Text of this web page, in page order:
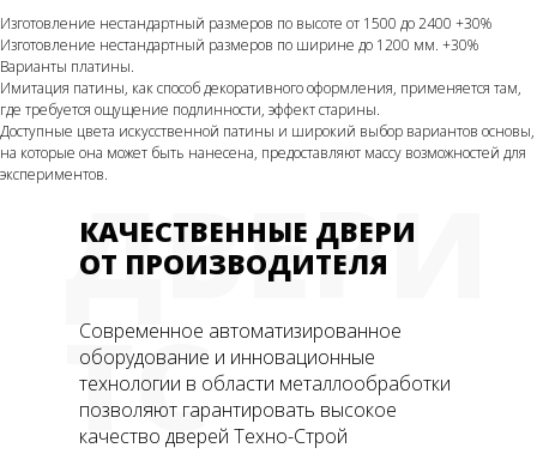
Изготовление нестандартный размеров по высоте от 1500 до 2400 +30%
Изготовление нестандартный размеров по ширине до 1200 мм. +30%
Варианты платины.
Имитация патины, как способ декоративного оформления, применяется там,
где требуется ощущение подлинности, эффект старины.
Доступные цвета искусственной патины и широкий выбор вариантов основы,
на которые она может быть нанесена, предоставляют массу возможностей для
экспериментов.ДВЕРИ
ТС
КАЧЕСТВЕННЫЕ ДВЕРИ
ОТ ПРОИЗВОДИТЕЛЯ
Современное автоматизированное
оборудование и инновационные
технологии в области металлообработки
позволяют гарантировать высокое
качество дверей Техно-Строй